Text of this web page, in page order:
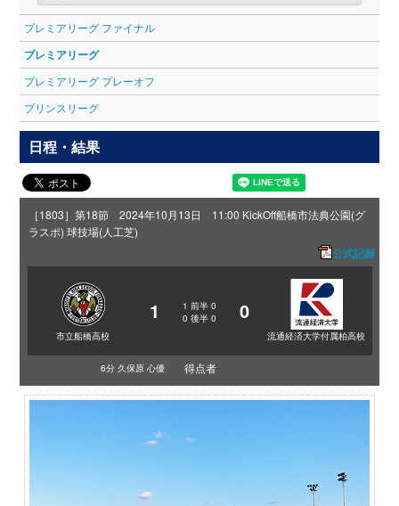
プレミアリーグ ファイナル
プレミアリーグ
プレミアリーグ プレーオフ
プリンスリーグ
日程・結果
［1803］第18節 2024年10月13日 11:00 KickOff船橋市法典公園(グ
ラスポ) 球技場(人工芝)
公式記録
市立船橋高校
1 1 前半 0
0 後半 0 0
流通経済大学付属柏高校
6分 久保原 心優 得点者